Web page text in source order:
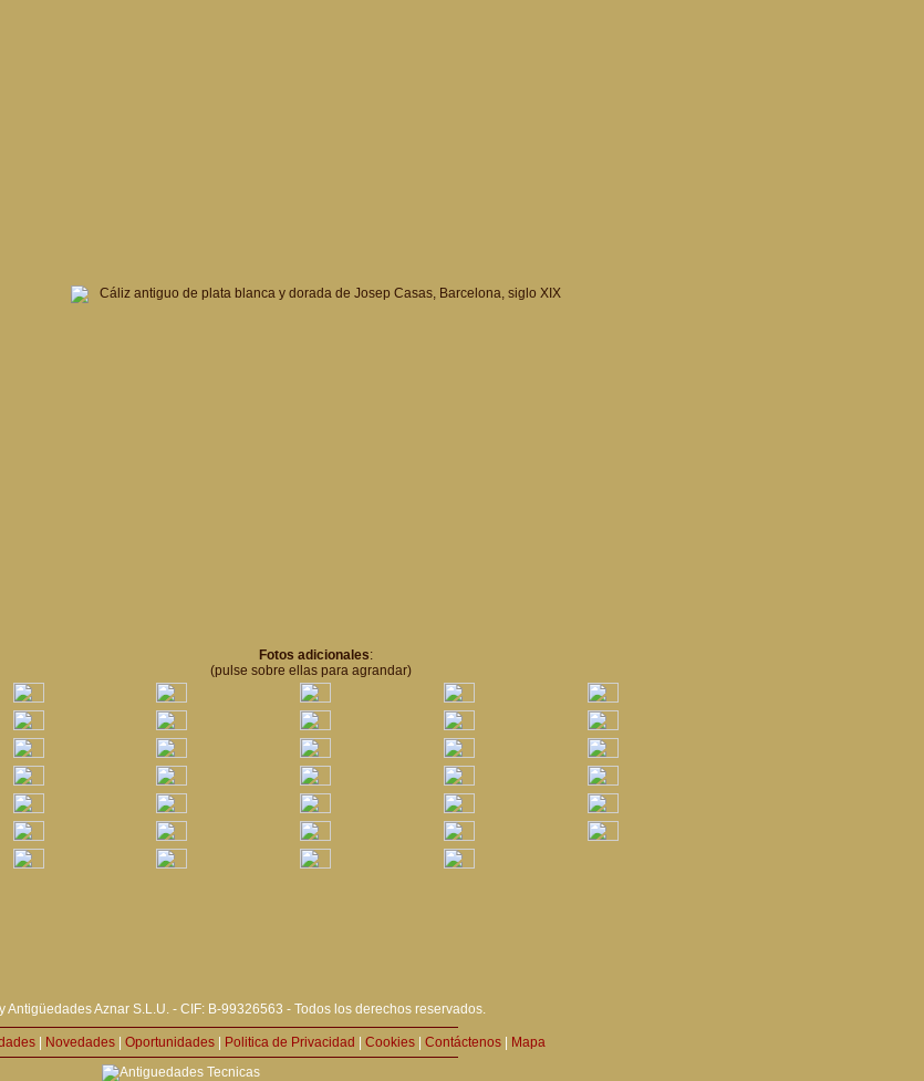
Fotos adicionales:
(pulse sobre ellas para agrandar)
Antigüedades Aznar S.L.U. - CIF: B-99326563 - Todos los derechos reservados.
Novedades Oportunidades Politica de Privacidad Cookies Contáctenos Mapa